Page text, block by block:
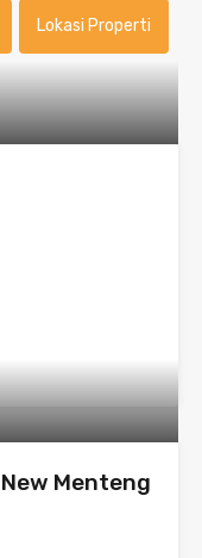
Lokasi Properti
Menteng